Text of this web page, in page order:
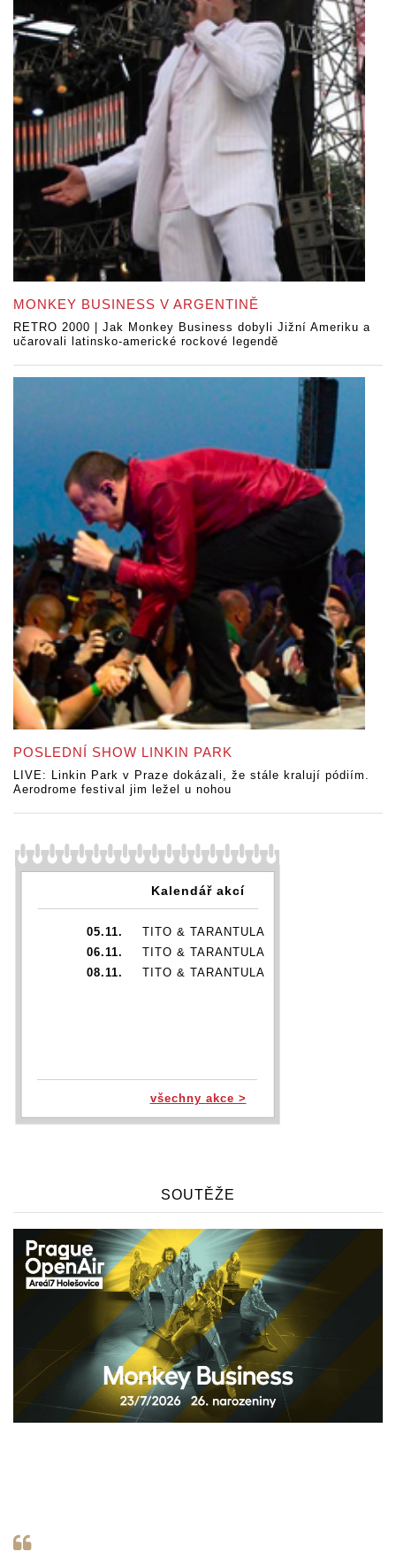
MONKEY BUSINESS V ARGENTINĚ
RETRO 2000 | Jak Monkey Business dobyli Jižní Ameriku a
učarovali latinsko-americké rockové legendě
POSLEDNÍ SHOW LINKIN PARK
LIVE: Linkin Park v Praze dokázali, že stále kralují pódiím.
Aerodrome festival jim ležel u nohou
Kalendář akcí
05.11.
TITO & TARANTULA
06.11.
TITO & TARANTULA
08.11.
TITO & TARANTULA
všechny akce >
SOUTĚŽE